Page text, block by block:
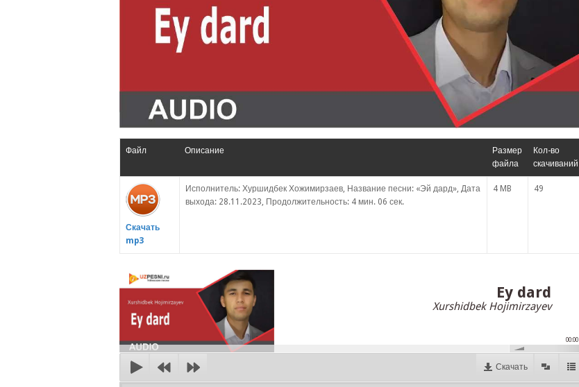
Файл Описание
Размер
файла
Кол-во
скачиваний
Скачать
mp3
Исполнитель: Хуршидбек Хожимирзаев, Название песни: «Эй дард», Дата
выхода: 28.11.2023, Продолжительность: 4 мин. 06 сек.
4 MB 49
Ey dard
Xurshidbek Hojimirzayev
00:00
Скачать